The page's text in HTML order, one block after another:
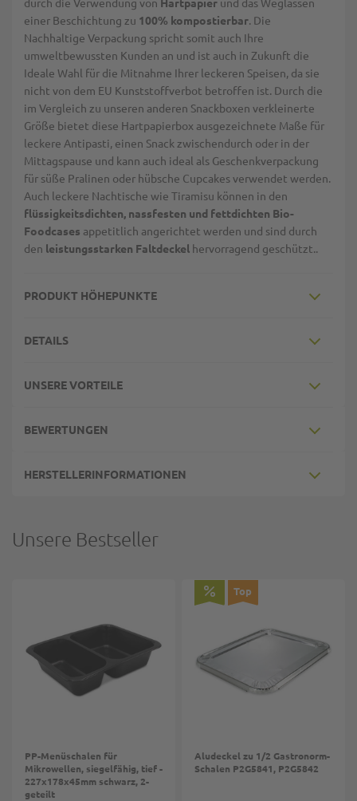
einer Beschichtung zu 100% kompostierbar. Die
Nachhaltige Verpackung spricht somit auch Ihre
umweltbewussten Kunden an und ist auch in Zukunft die
Ideale Wahl für die Mitnahme Ihrer leckeren Speisen, da sie
nicht von dem EU Kunststoffverbot betroffen ist. Durch die
im Vergleich zu unseren anderen Snackboxen verkleinerte
Größe bietet diese Hartpapierbox ausgezeichnete Maße für
leckere Antipasti, einen Snack zwischendurch oder in der
Mittagspause und kann auch ideal als Geschenkverpackung
für süße Pralinen oder hübsche Cupcakes verwendet werden.
Auch leckere Nachtische wie Tiramisu können in den
flüssigkeitsdichten, nassfesten und fettdichten Bio-
Foodcases appetitlich angerichtet werden und sind durch
den leistungsstarken Faltdeckel hervorragend geschützt..
PRODUKT HÖHEPUNKTE
DETAILS
UNSERE VORTEILE
BEWERTUNGEN
HERSTELLERINFORMATIONEN
Unsere Bestseller
PP-Menüschalen für
Mikrowellen, siegelfähig, tief -
227x178x45mm schwarz, 2-
geteilt
Top
Aludeckel zu 1/2 Gastronorm-
Schalen P2G5841, P2G5842